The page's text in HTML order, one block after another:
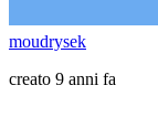
moudrysek
creato 9 anni fa